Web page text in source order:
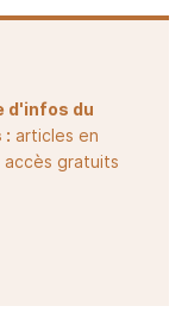
d'infos du
: articles en
gratuits